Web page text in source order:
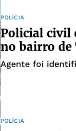
POLÍCIA
Policial civil
no bairro de
Agente foi
POLÍCIA